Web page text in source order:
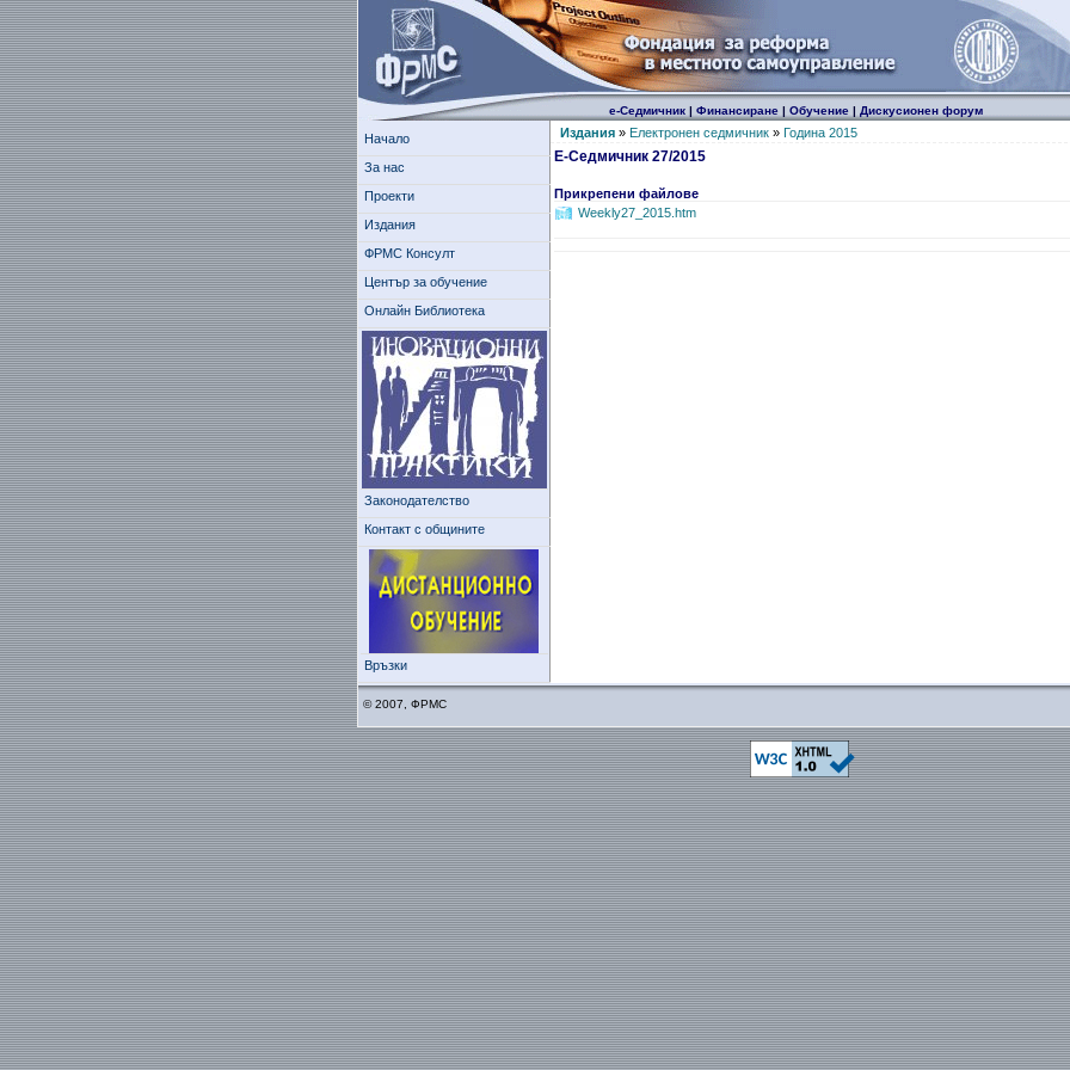
е-Седмичник| Финансиране| Обучение| Дискусионен форум
Начало
За нас
Проекти
Издания
ФРМС Консулт
Център за обучение
Онлайн Библиотека
Законодателство
Контакт с общините
Връзки
Издания» Електронен седмичник» Година 2015
Е-Седмичник 27/2015
Прикрепени файлове
Weekly27_2015.htm
© 2007, ФРМС